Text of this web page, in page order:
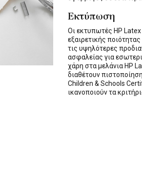
Εκτύπωση
Οι εκτυπωτές HP
εξαιρετικής
τις υψηλότερες
ασφαλείας για
χάρη στα μελάνια HP
διαθέτουν
Children & Schools
ικανοποιούν τα